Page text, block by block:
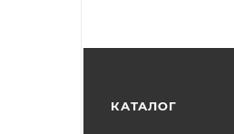
КАТАЛОГ